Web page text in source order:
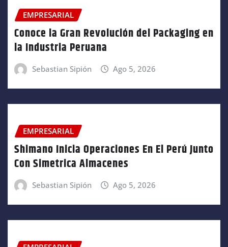
EMPRESARIAL
Conoce la Gran Revolución del Packaging en
la Industria Peruana
Sebastian Sipión Ago 5, 2026
EMPRESARIAL
Shimano Inicia Operaciones En El Perú Junto
Con Simetrica Almacenes
Sebastian Sipión Ago 5, 2026